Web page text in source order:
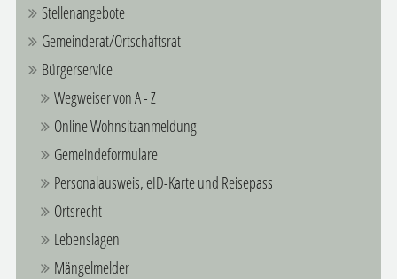
Stellenangebote
Gemeinderat/Ortschaftsrat
Bürgerservice
Wegweiser von A - Z
Online Wohnsitzanmeldung
Gemeindeformulare
Personalausweis, eID-Karte und Reisepass
Ortsrecht
Lebenslagen
Mängelmelder